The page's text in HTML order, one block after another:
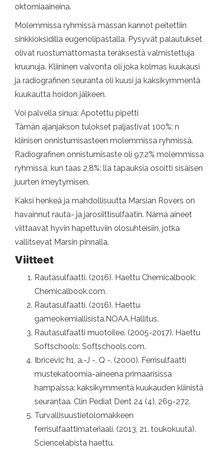
oktomiaaineina.
Molemmissa ryhmissä massan kannot peitettiin
sinkkioksidilla eugenolipastalla. Pysyvät palautukset
olivat ruostumattomasta teräksestä valmistettuja
kruunuja. Kliininen valvonta oli joka kolmas kuukausi
ja radiografinen seuranta oli kuusi ja kaksikymmentä
kuukautta hoidon jälkeen.
Voi palvella sinua: Apotettu pipetti
Tämän ajanjakson tulokset paljastivat 100%: n
kliinisen onnistumisasteen molemmissa ryhmissä.
Radiografinen onnistumisaste oli 97,2% molemmissa
ryhmissä, kun taas 2,8%: lla tapauksia osoitti sisäisen
juurten imeytymisen.
Kaksi henkeä ja mahdollisuutta Marsian Rovers on
havainnut rauta- ja jarosiittisulfaatin. Nämä aineet
viittaavat hyvin hapettuviin olosuhteisiin, jotka
vallitsevat Marsin pinnalla.
Viitteet
Rautasulfaatti. (2016). Haettu Chemicalbook:
Chemicalbook.com.
Rautasulfaatti. (2016). Haettu
gameokemiallisista.NOAA.Hallitus.
Rautasulfaatti muotoilee. (2005-2017). Haettu
Softschools: Softschools.com.
Ibricevic h1, a.-J -. Q -. (2000). Ferrisulfaatti
mustekatoomia-aineena primaarisissa
hampaissa: kaksikymmentä kuukauden kliinistä
seurantaa. Clin Pediat Dent 24 (4), 269-272.
Turvallisuustietolomakkeen
ferrisulfaattimateriaali. (2013, 21. toukokuuta).
Sciencelabista haettu.